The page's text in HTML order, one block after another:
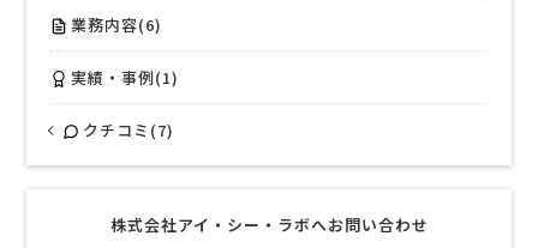
業務内容(6)
実績・事例(1)
クチコミ(7)
株式会社アイ・シー・ラボへお問い合わせ